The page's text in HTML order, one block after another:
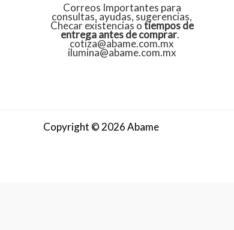
Correos Importantes para
consultas, ayudas, sugerencias,
Checar existencias otiempos de
entrega antes de comprar.
cotiza@abame.com.mx
ilumina@abame.com.mx
Copyright © 2026 Abame